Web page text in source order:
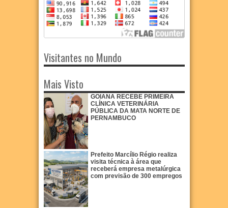
Visitantes no Mundo
Mais Visto
GOIANA RECEBE PRIMEIRA
CLÍNICA VETERINÁRIA
PÚBLICA DA MATA NORTE DE
PERNAMBUCO
Prefeito Marcílio Régio realiza
visita técnica à área que
receberá empresa metalúrgica
com previsão de 300 empregos